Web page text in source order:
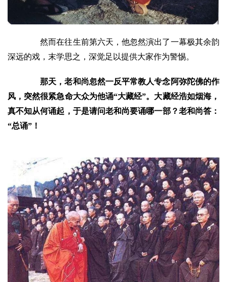
然而在往生前第六天，他忽然演出了一幕极其余韵
深远的戏，末学思之，深觉足以提供大家作为警惕。
那天，老和尚忽然一反平常教人专念阿弥陀佛的作
风，突然很紧急命大众为他诵“大藏经”。大藏经浩如烟海，
真不知从何诵起，于是请问老和尚要诵哪一部？老和尚答：
“总诵”！